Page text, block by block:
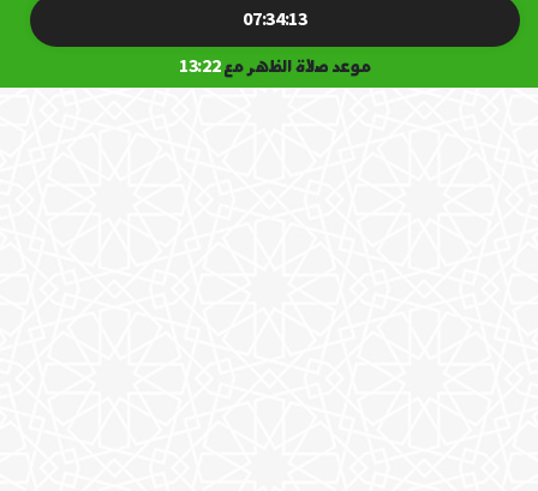
07:34:13
موعد صلاة الظهر مع13:22